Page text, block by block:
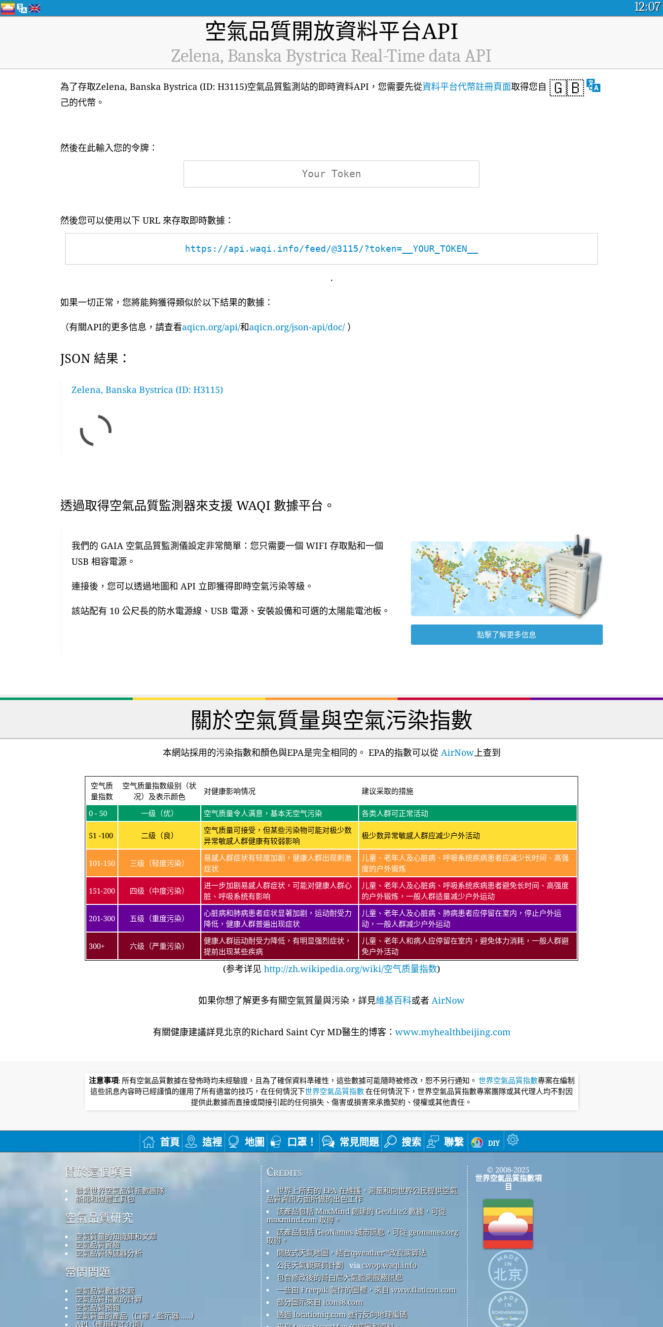
12:07
空氣品質開放資料平台API
Zelena, Banska Bystrica Real-Time data API
🇬🇧
為了存取Zelena, Banska Bystrica (ID: H3115)空氣品質監測站的即時資料API，您需要先從資料平台代幣註冊頁面取得您自
己的代幣。
然後在此輸入您的令牌：
然後您可以使用以下 URL 來存取即時數據：
https://api.waqi.info/feed/@3115/?token=__YOUR_TOKEN__
.
如果一切正常，您將能夠獲得類似於以下結果的數據：
（有關API的更多信息，請查看aqicn.org/api/和aqicn.org/json-api/doc/ ）
JSON 結果：
Zelena, Banska Bystrica (ID: H3115)
透過取得空氣品質監測器來支援 WAQI 數據平台。
我們的 GAIA 空氣品質監測儀設定非常簡單：您只需要一個 WIFI 存取點和一個
USB 相容電源。
連接後，您可以透過地圖和 API 立即獲得即時空氣污染等級。
該站配有 10 公尺長的防水電源線、USB 電源、安裝設備和可選的太陽能電池板。
點擊了解更多信息
關於空氣質量與空氣污染指數
本網站採用的污染指數和顏色與EPA是完全相同的。 EPA的指數可以從AirNow上查到
空气质
量指数
空气质量指数级别（状
况）及表示颜色
对健康影响情况 建议采取的措施
0 - 50 一级（优） 空气质量令人满意，基本无空气污染 各类人群可正常活动
51 -100 二级（良）
空气质量可接受，但某些污染物可能对极少数
异常敏感人群健康有较弱影响
极少数异常敏感人群应减少户外活动
101-150 三级（轻度污染）
易感人群症状有轻度加剧，健康人群出现刺激
症状
儿童、老年人及心脏病、呼吸系统疾病患者应减少长时间、高强
度的户外锻炼
151-200 四级（中度污染）
进一步加剧易感人群症状，可能对健康人群心
脏、呼吸系统有影响
儿童、老年人及心脏病、呼吸系统疾病患者避免长时间、高强度
的户外锻炼，一般人群适量减少户外运动
201-300 五级（重度污染）
心脏病和肺病患者症状显著加剧，运动耐受力
降低，健康人群普遍出现症状
儿童、老年人及心脏病、肺病患者应停留在室内，停止户外运
动，一般人群减少户外运动
300+ 六级（严重污染）
健康人群运动耐受力降低，有明显强烈症状，
提前出现某些疾病
儿童、老年人和病人应停留在室内，避免体力消耗，一般人群避
免户外活动
(参考详见 http://zh.wikipedia.org/wiki/空气质量指数)
如果你想了解更多有關空氣質量與污染，詳見維基百科或者 AirNow
有關健康建議詳​​見北京的Richard Saint Cyr MD醫生的博客： www.myhealthbeijing.com
注意事項: 所有空氣品質數據在發佈時均未經驗證，且為了確保資料準確性，這些數據可能隨時被修改，恕不另行通知。 世界空氣品質指數專案在編制
這些訊息內容時已經謹慎的運用了所有適當的技巧，在任何情況下世界空氣品質指數在任何情況下，世界空氣品質指數專案團隊或其代理人均不對因
提供此數據而直接或間接引起的任何損失、傷害或損害來承擔契約、侵權或其他責任。
首頁 這裡 地圖 口罩！ 常見問題 搜索 聯繫 diy
關於這個項目
聯繫世界空氣品質指數團隊
新聞和媒體工具包
空氣品質研究
空氣質量的知識庫和文章
空氣品質實驗
空氣品質傳感器分析
常問問題
空氣品質數據來源
空氣品質指數的計算
空氣品質預報
空氣質量的產品（口罩，監示器......）
API（應用程式介面）
Credits
世界上所有的 EPA 在維護、測量和向世界公民提供空氣
品質資訊方面所做的出色工作
該產品包括 MaxMind 創建的 GeoLite2 數據，可從
maxmind.com 取得。
該產品包括 GeoNames 城市訊息，可從 geonames.org
取得。
開放式天氣地圖，結合qweather™改良演算法
公民天氣觀察員計劃 via cwop.waqi.info
包含修改後的哥白尼大氣監測服務訊息
一些由 Freepik 製作的圖標，來自 www.flaticon.com
部分圖示來自 icons8.com
透過 locationiq.com 進行反向地理編碼
© 2008-2025
世界空氣品質指數項
目